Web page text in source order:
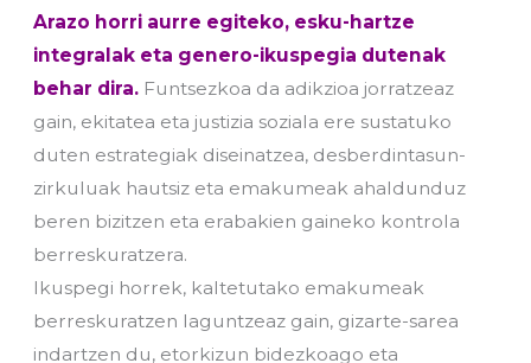
Arazo horri aurre egiteko, esku-hartze
integralak eta genero-ikuspegia dutenak
behar dira. Funtsezkoa da adikzioa jorratzeaz
gain, ekitatea eta justizia soziala ere sustatuko
duten estrategiak diseinatzea, desberdintasun-
zirkuluak hautsiz eta emakumeak ahaldunduz
beren bizitzen eta erabakien gaineko kontrola
berreskuratzera.
Ikuspegi horrek, kaltetutako emakumeak
berreskuratzen laguntzeaz gain, gizarte-sarea
indartzen du, etorkizun bidezkoago eta